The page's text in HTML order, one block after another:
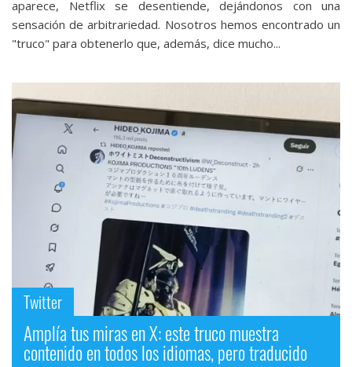
aparece, Netflix se desentiende, dejándonos con una
sensación de arbitrariedad. Nosotros hemos encontrado un
"truco" para obtenerlo que, además, dice mucho...
Twitter
Amplía tus miras en X: este truco muestra
contenido en todos los idiomas, pero traducido